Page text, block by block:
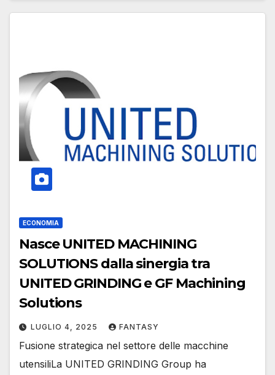
ECONOMIA
Nasce UNITED MACHINING
SOLUTIONS dalla sinergia tra
UNITED GRINDING e GF Machining
Solutions
LUGLIO 4, 2025 FANTASY
Fusione strategica nel settore delle macchine
utensiliLa UNITED GRINDING Group ha